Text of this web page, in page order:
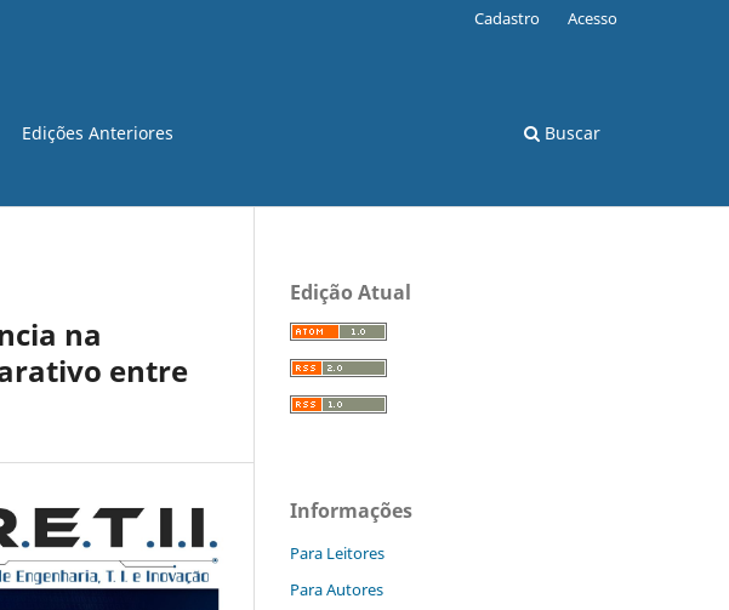
Edições Anteriores Buscar
Cadastro Acesso
na
entre
Edição Atual
Informações
Para Leitores
Para Autores